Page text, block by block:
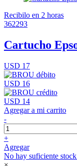
Recibilo en 2 horas
362293
Cartucho
USD 17
USD 16
USD 14
Agregar a mi carrito
-
+
Agregar
No hay suficiente